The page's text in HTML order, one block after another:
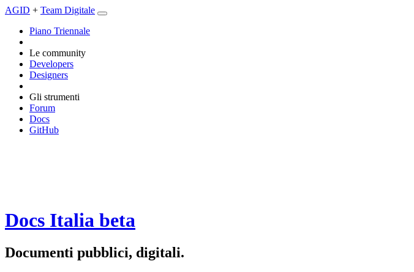
AGID + Team Digitale
Piano Triennale
Le community
Developers
Designers
Gli strumenti
Forum
Docs
GitHub
Docs Italia beta
Documenti pubblici, digitali.